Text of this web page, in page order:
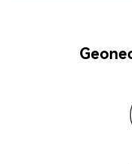
Geonection
리 등이 포함
서클 멤버를